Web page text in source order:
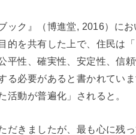
ック』（博進堂, 2016）に
的を共有した上で、住民は
平性、確実性、安定性、信
る必要があると書かれてい
動が普遍化」されると。
だきましたが、最も心に残